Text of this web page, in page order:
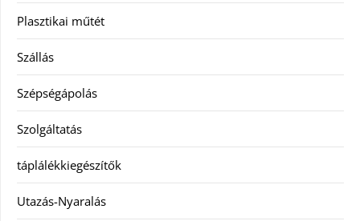
Plasztikai műtét
Szállás
Szépségápolás
Szolgáltatás
táplálékkiegészítők
Utazás-Nyaralás